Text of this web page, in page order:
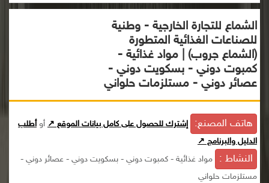
الشماع للتجارة الخارجية - وطنية
للصناعات الغذائية المتطورة
(الشماع جروب) | مواد غذائية -
كمبوت دوني - بسكويت دوني -
عصائر دوني - مستلزمات حلواني
هاتف المصنع: إشترك للحصول على كامل بيانات الموقع ↗ أوأطلب
الدليل والبرنامج ↗
النشاط :
مواد غذائية - كمبوت دوني - بسكويت دوني - عصائر دوني -
مستلزمات حلواني